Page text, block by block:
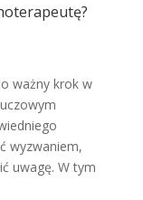
ważny krok w
wyzwaniem,
uwagę. W tym